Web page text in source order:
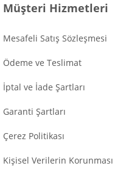
Müşteri Hizmetleri
Mesafeli Satış Sözleşmesi
Ödeme ve Teslimat
İptal ve İade Şartları
Garanti Şartları
Çerez Politikası
Kişisel Verilerin Korunması